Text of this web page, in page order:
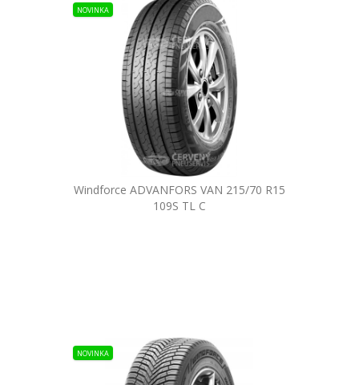
NOVINKA
Windforce ADVANFORS VAN 215/70 R15
109S TL C
NOVINKA